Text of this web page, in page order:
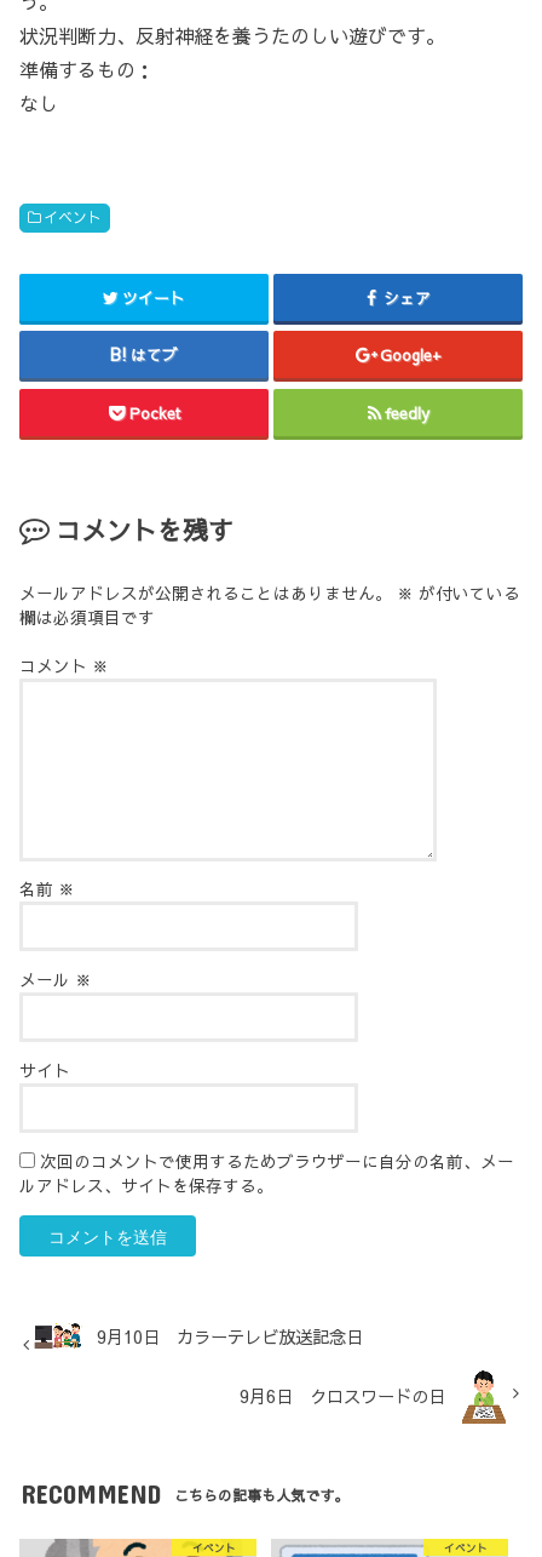
状況判断力、反射神経を養うたのしい遊びです。
準備するもの：
なし
イベント
ツイート シェア
はてブ Google+
Pocket feedly
コメントを残す
メールアドレスが公開されることはありません。 ※ が付いている
欄は必須項目です
コメント ※
名前 ※
メール ※
サイト
次回のコメントで使用するためブラウザーに自分の名前、メー
ルアドレス、サイトを保存する。
9月10日 カラーテレビ放送記念日
9月6日 クロスワードの日
RECOMMEND こちらの記事も人気です。
イベント イベント